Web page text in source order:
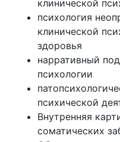
клинической
психология
клинической
здоровья
нарративный
психологии
психической
Внутренняя
соматических